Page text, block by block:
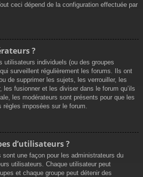
ceci dépend de la configuration effectuée par
?
utilisateurs individuels (ou des groupes
surveillent régulièrement les forums. Ils ont
de supprimer les sujets, les verrouiller, les
les fusionner et les diviser dans le forum qu’ils
les modérateurs sont présents pour que les
règles imposées sur le forum.
d’utilisateurs ?
sont une façon pour les administrateurs du
utilisateurs. Chaque utilisateur peut
et chaque groupe peut détenir des